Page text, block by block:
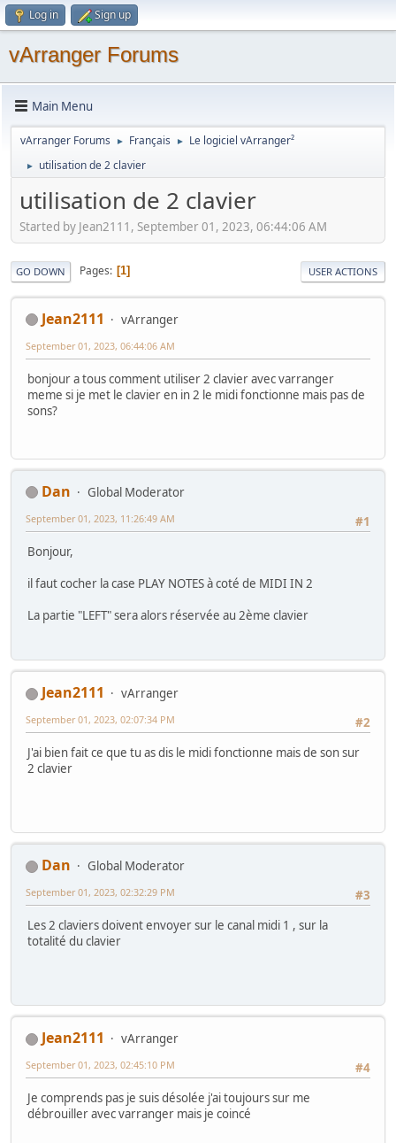
Log in Sign up
vArranger Forums
Main Menu
vArranger Forums ► Français ► Le logiciel vArranger²
► utilisation de 2 clavier
utilisation de 2 clavier
Started by Jean2111, September 01, 2023, 06:44:06 AM
GO DOWN Pages 1 USER ACTIONS
Jean2111 vArranger
September 01, 2023, 06:44:06 AM
bonjour a tous comment utiliser 2 clavier avec varranger
meme si je met le clavier en in 2 le midi fonctionne mais pas de
sons?
Dan
Global Moderator
#1
September 01, 2023, 11:26:49 AM
Bonjour,
il faut cocher la case PLAY NOTES à coté de MIDI IN 2
La partie "LEFT" sera alors réservée au 2ème clavier
Jean2111
vArranger
#2
September 01, 2023, 02:07:34 PM
J'ai bien fait ce que tu as dis le midi fonctionne mais de son sur
2 clavier
Dan
Global Moderator
#3
September 01, 2023, 02:32:29 PM
Les 2 claviers doivent envoyer sur le canal midi 1 , sur la
totalité du clavier
Jean2111
vArranger
#4
September 01, 2023, 02:45:10 PM
Je comprends pas je suis désolée j'ai toujours sur me
débrouiller avec varranger mais je coincé